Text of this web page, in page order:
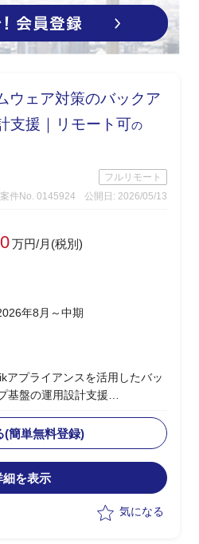
ウェア対策のバックア
支援｜リモート可の
フルリモート
案件No. 0145924
公開日: 2026/05/13
万円/月(税別)
年8月～中期
アプライアンスを活用したバッ
基盤の運用設計支援
アップ基盤の運用設計、運用フ
ムウェア発災時の対応手順、イ
トレスポンス設計
(簡単無料登録)
細を表示
気になる